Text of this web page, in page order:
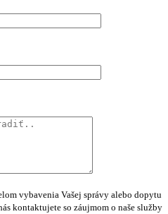
vybavenia Vašej správy alebo dopytu
kontaktujete so záujmom o naše služby